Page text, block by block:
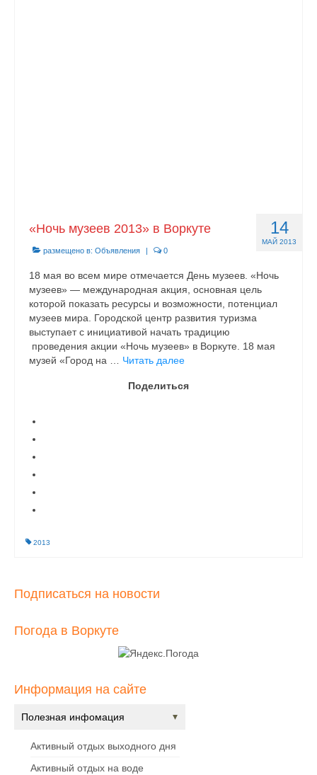
14
МАЙ 2013
«Ночь музеев 2013» в Воркуте
размещено в: Объявления | 0
18 мая во всем мире отмечается День музеев. «Ночь
музеев» — международная акция, основная цель
которой показать ресурсы и возможности, потенциал
музеев мира. Городской центр развития туризма
выступает с инициативой начать традицию
проведения акции «Ночь музеев» в Воркуте. 18 мая
музей «Город на … Читать далее
Поделиться
2013
Подписаться на новости
Погода в Воркуте
Информация на сайте
Полезная инфомация
Активный отдых выходного дня
Активный отдых на воде